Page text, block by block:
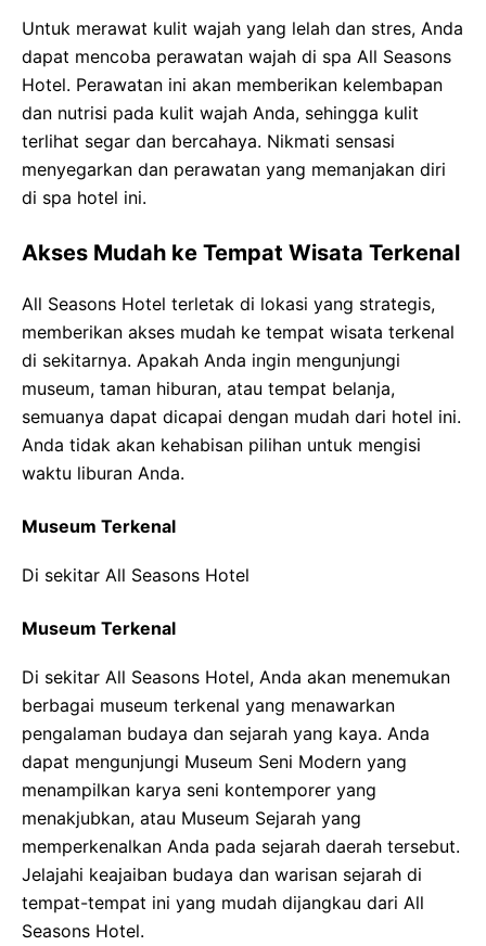
Untuk merawat kulit wajah yang lelah dan stres, Anda
dapat mencoba perawatan wajah di spa All Seasons
Hotel. Perawatan ini akan memberikan kelembapan
dan nutrisi pada kulit wajah Anda, sehingga kulit
terlihat segar dan bercahaya. Nikmati sensasi
menyegarkan dan perawatan yang memanjakan diri
di spa hotel ini.
Akses Mudah ke Tempat Wisata Terkenal
All Seasons Hotel terletak di lokasi yang strategis,
memberikan akses mudah ke tempat wisata terkenal
di sekitarnya. Apakah Anda ingin mengunjungi
museum, taman hiburan, atau tempat belanja,
semuanya dapat dicapai dengan mudah dari hotel ini.
Anda tidak akan kehabisan pilihan untuk mengisi
waktu liburan Anda.
Museum Terkenal
Di sekitar All Seasons Hotel
Museum Terkenal
Di sekitar All Seasons Hotel, Anda akan menemukan
berbagai museum terkenal yang menawarkan
pengalaman budaya dan sejarah yang kaya. Anda
dapat mengunjungi Museum Seni Modern yang
menampilkan karya seni kontemporer yang
menakjubkan, atau Museum Sejarah yang
memperkenalkan Anda pada sejarah daerah tersebut.
Jelajahi keajaiban budaya dan warisan sejarah di
tempat-tempat ini yang mudah dijangkau dari All
Seasons Hotel.